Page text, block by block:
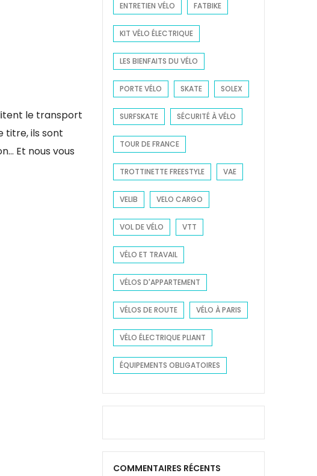
le transport
titre, ils sont
Et nous vous
ENTRETIEN VÉLO FATBIKE
KIT VÉLO ÉLECTRIQUE
LES BIENFAITS DU VÉLO
PORTE VÉLO SKATE SOLEX
SURFSKATE SÉCURITÉ À VÉLO
TOUR DE FRANCE
TROTTINETTE FREESTYLE VAE
VELIB VELO CARGO
VOL DE VÉLO VTT
VÉLO ET TRAVAIL
VÉLOS D'APPARTEMENT
VÉLOS DE ROUTE VÉLO À PARIS
VÉLO ÉLECTRIQUE PLIANT
ÉQUIPEMENTS OBLIGATOIRES
COMMENTAIRES RÉCENTS